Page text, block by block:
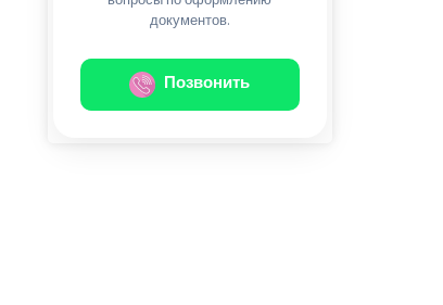
документов.
Позвонить